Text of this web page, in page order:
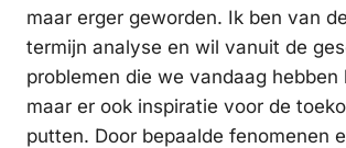
maar erger geworden. Ik ben van
termijn analyse en wil vanuit de
problemen die we vandaag hebben
maar er ook inspiratie voor de
putten. Door bepaalde fenomenen